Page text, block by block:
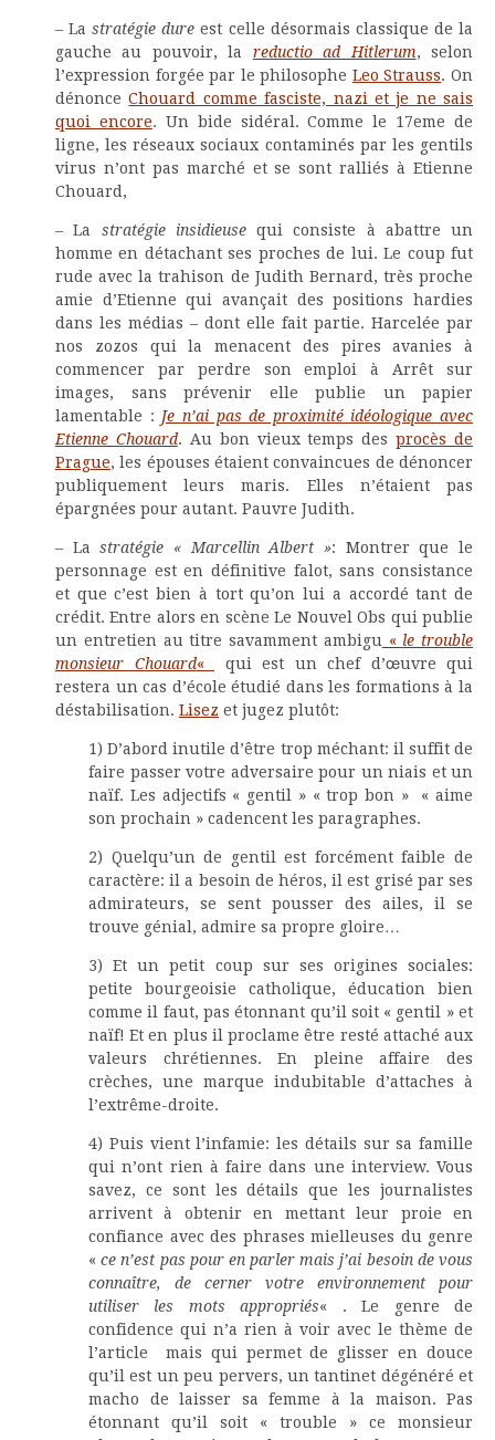
– Lastratégie dure est celle désormais classique de la
gauche au pouvoir, la reductio ad Hitlerum, selon
l’expression forgée par le philosophe Leo Strauss. On
dénonceChouard comme fasciste, nazi et je ne sais
quoi encore. Un bide sidéral. Comme le 17eme de
ligne, les réseaux sociaux contaminés par les gentils
virus n’ont pas marché et se sont ralliés à Etienne
Chouard,
– La stratégie insidieusequi consiste à abattre un
homme en détachant ses proches de lui. Le coup fut
rude avec la trahison de Judith Bernard, très proche
amie d’Etienne qui avançait des positions hardies
dans les médias – dont elle fait partie. Harcelée par
nos zozos qui la menacent des pires avanies à
commencer par perdre son emploi à Arrêt sur
images, sans prévenir elle publie un papier
lamentable : Je n’ai pas de proximité idéologique avec
Etienne Chouard. Au bon vieux temps desprocès de
Prague, les épouses étaient convaincues de dénoncer
publiquement leurs maris. Elles n’étaient pas
épargnées pour autant. Pauvre Judith.
– Lastratégie « Marcellin Albert »: Montrer que le
personnage est en définitive falot, sans consistance
et que c’est bien à tort qu’on lui a accordé tant de
crédit. Entre alors en scène Le Nouvel Obs qui publie
un entretien au titre savamment ambigu « le trouble
monsieur Chouard«
qui est un chef d’œuvre qui
restera un cas d’école étudié dans les formations à la
déstabilisation. Lisez et jugez plutôt:
1) D’abord inutile d’être trop méchant: il suffit de
faire passer votre adversaire pour un niais et un
naïf. Les adjectifs « gentil » « trop bon » « aime
son prochain » cadencent les paragraphes.
2) Quelqu’un de gentil est forcément faible de
caractère: il a besoin de héros, il est grisé par ses
admirateurs, se sent pousser des ailes, il se
trouve génial, admire sa propre gloire…
3) Et un petit coup sur ses origines sociales:
petite bourgeoisie catholique, éducation bien
comme il faut, pas étonnant qu’il soit « gentil » et
naïf! Et en plus il proclame être resté attaché aux
valeurs chrétiennes. En pleine affaire des
crèches, une marque indubitable d’attaches à
l’extrême-droite.
4) Puis vient l’infamie: les détails sur sa famille
qui n’ont rien à faire dans une interview. Vous
savez, ce sont les détails que les journalistes
arrivent à obtenir en mettant leur proie en
confiance avec des phrases mielleuses du genre
«ce n’est pas pour en parler mais j’ai besoin de vous
connaître, de cerner votre environnement pour
utiliser les mots appropriés« . Le genre de
confidence qui n’a rien à voir avec le thème de
l’article mais qui permet de glisser en douce
qu’il est un peu pervers, un tantinet dégénéré et
macho de laisser sa femme à la maison. Pas
étonnant qu’il soit « trouble » ce monsieur